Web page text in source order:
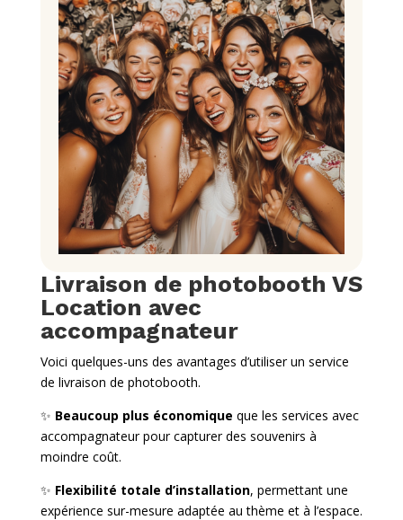
Livraison de photobooth VS
Location avec
accompagnateur
Voici quelques-uns des avantages d’utiliser un service
de livraison de photobooth.
✨ Beaucoup plus économique que les services avec
accompagnateur pour capturer des souvenirs à
moindre coût.
✨ Flexibilité totale d’installation, permettant une
expérience sur-mesure adaptée au thème et à l’espace.